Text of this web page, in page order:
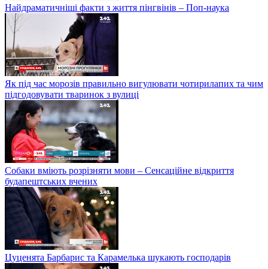
Найдраматичніші факти з життя пінгвінів – Поп-наука
Як під час морозів правильно вигулювати чотирилапих та чим
підгодовувати тваринок з вулиці
Собаки вміють розрізняти мови – Сенсаційне відкриття
будапештських вчених
Цуценята Барбарис та Карамелька шукають господарів